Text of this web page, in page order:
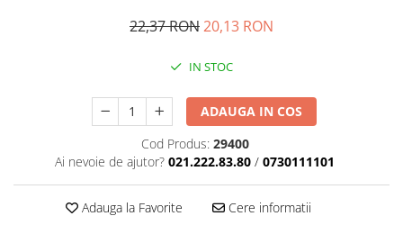
Dictionare de limba romana
Invatamant gimnazial
Invatamant primar
Invatarea limbilor straine
Povesti si povestiri
22,37 RON20,13 RON
IN STOC
ADAUGA IN COS
Cod Produs: 29400
Ai nevoie de ajutor? 021.222.83.80 / 0730111101
Adauga la Favorite Cere informatii